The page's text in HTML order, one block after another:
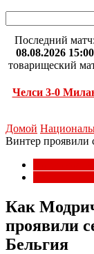
Последний матч:
08.08.2026 15:00
товарищеский
Челси 3-0
Домой
Винтер проявили
Как
проявили
Бельгия